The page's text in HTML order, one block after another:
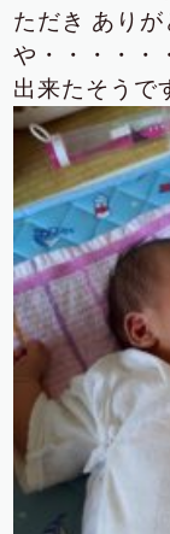
ただき ありが
や・・・・・
出来たそうで